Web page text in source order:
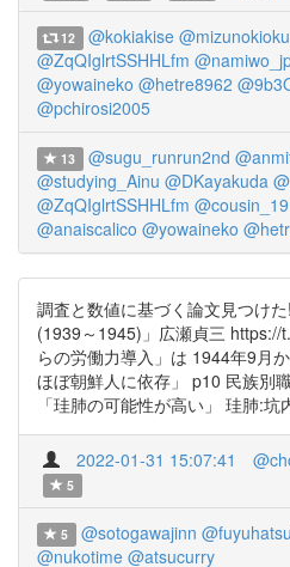
12 @kokiakise
@ZqQIglrtSSHHLfm
@yowaineko @hetre8962
@pchirosi2005
13 @sugu_runrun2nd
@studying_Ainu @DKayakuda
@ZqQIglrtSSHHLfm
@anaiscalico @yowaineko
調査と数値に基づく論文見つけ
(1939～1945)」広瀬貞三 https://
らの労働力導入」は 1944年9月
ほぼ朝鮮人に依存」 p10 民族別
「珪肺の可能性が高い」 珪肺:
2022-01-31 15:07:41
5
5 @sotogawajinn
@nukotime @atsucurry